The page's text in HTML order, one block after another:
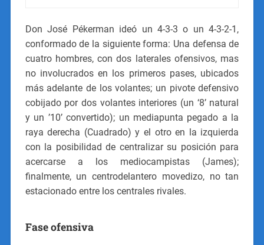
Don José Pékerman ideó un 4-3-3 o un 4-3-2-1,
conformado de la siguiente forma: Una defensa de
cuatro hombres, con dos laterales ofensivos, mas
no involucrados en los primeros pases, ubicados
más adelante de los volantes; un pivote defensivo
cobijado por dos volantes interiores (un ‘8’ natural
y un ’10’ convertido); un mediapunta pegado a la
raya derecha (Cuadrado) y el otro en la izquierda
con la posibilidad de centralizar su posición para
acercarse a los mediocampistas (James);
finalmente, un centrodelantero movedizo, no tan
estacionado entre los centrales rivales.
Fase ofensiva